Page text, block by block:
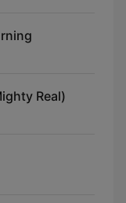
Real)